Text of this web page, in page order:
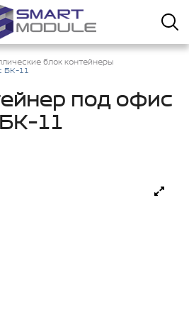
блок контейнеры
БК-11
под офис
БК-11